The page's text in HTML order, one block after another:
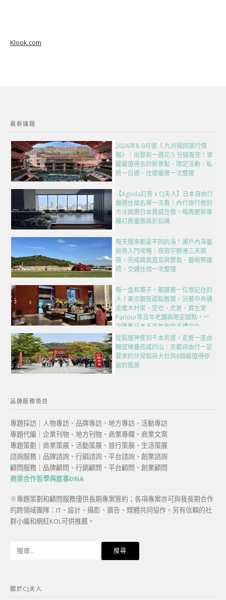
Klook.com
最新議題
2026年8-9月號《 九州福岡旅行情
報》｜出發前一週花 5 分鐘看完！掌
握最值得去的新景點、限定活動、私
房一日遊、住宿優惠一次整理
【Agoda訂房 x CJ夫人】日本自由行
嚴選住宿名單一次看！內行旅行者的
方法挑選日本質感住宿，每周更新專
屬訂房優惠與折扣碼
每天醒來都是不同的海！瀨戶內海藝
術祭入門攻略：夜宿宇野港三天兩
夜，完成跳島直島與豐島、藝術祭護
照、交通住宿一次整理
每一盒和菓子，都藏著一位想記住的
人！東京銀座甜點散策，沿著中央通
走進木村家、空也、虎屋、資生堂
Parlour等百年老舖與限定甜點，一
次匯集日本五百年的伴手禮文化
從狐狸神使到千本鳥居，走進一座由
願望堆疊而成的山｜京都自由行一定
要來的伏見稻荷大社與8個最值得停
留的風景
品牌服務項目
專題採訪｜人物專訪、品牌專訪、地方專訪、活動專訪
專題代編｜企業刊物、地方刊物、商業專欄、商業文案
專題策劃｜商業策展、活動策展、旅行策展、生活策展
諮詢服務｜品牌諮詢、行銷諮詢、平台諮詢、創業諮詢
顧問服務｜品牌顧問、行銷顧問、平台顧問、創業顧問
商業合作哲學與敘事DNA
※專題策劃和顧問服務僅供長期專案簽約；各項專案亦可與我長期合作
的跨領域團隊：IT、設計、攝影、廣告、媒體共同協作，另有信賴的社
群小編和網紅KOL可供推薦。
字:
關於CJ夫人